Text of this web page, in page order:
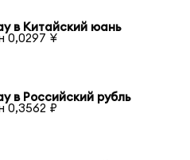
в Китайский юань
0,0297 ¥
в Российский рубль
0,3562 ₽